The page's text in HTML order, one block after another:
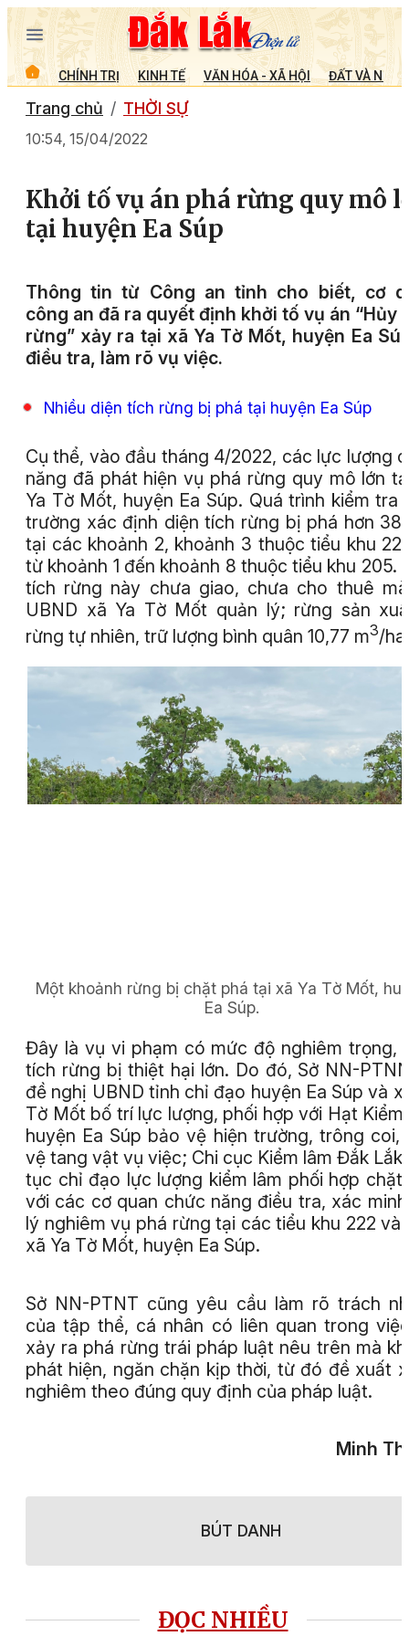
CHÍNH TRỊ KINH TẾ VĂN HÓA - XÃ HỘI ĐẤT VÀ
Trang chủ THỜI SỰ
10:54, 15/04/2022
Khởi tố vụ án phá rừng quy mô
tại huyện Ea Súp
Thông tin từ Công an tỉnh cho biết, cơ
công an đã ra quyết định khởi tố vụ án “Hủy
rừng” xảy ra tại xã Ya Tờ Mốt, huyện Ea
điều tra, làm rõ vụ việc.
Nhiều diện tích rừng bị phá tại huyện Ea Súp
Cụ thể, vào đầu tháng 4/2022, các lực lượng
năng đã phát hiện vụ phá rừng quy mô lớn
Ya Tờ Mốt, huyện Ea Súp. Quá trình kiểm tra
trường xác định diện tích rừng bị phá hơn
tại các khoảnh 2, khoảnh 3 thuộc tiểu khu
từ khoảnh 1 đến khoảnh 8 thuộc tiểu khu 205.
tích rừng này chưa giao, chưa cho thuê
UBND xã Ya Tờ Mốt quản lý; rừng sản
rừng tự nhiên, trữ lượng bình quân 10,77 m3/ha.
Một khoảnh rừng bị chặt phá tại xã Ya Tờ Mốt,
Ea Súp.
Đây là vụ vi phạm có mức độ nghiêm trọng,
tích rừng bị thiệt hại lớn. Do đó, Sở NN-
đề nghị UBND tỉnh chỉ đạo huyện Ea Súp và
Tờ Mốt bố trí lực lượng, phối hợp với Hạt Kiểm
huyện Ea Súp bảo vệ hiện trường, trông coi,
vệ tang vật vụ việc; Chi cục Kiểm lâm Đắk Lắk
tục chỉ đạo lực lượng kiểm lâm phối hợp chặt
với các cơ quan chức năng điều tra, xác
lý nghiêm vụ phá rừng tại các tiểu khu 222 và
xã Ya Tờ Mốt, huyện Ea Súp.
Sở NN-PTNT cũng yêu cầu làm rõ trách
của tập thể, cá nhân có liên quan trong
xảy ra phá rừng trái pháp luật nêu trên mà
phát hiện, ngăn chặn kịp thời, từ đó đề xuất
nghiêm theo đúng quy định của pháp luật.
Minh
BÚT DANH
ĐỌC NHIỀU